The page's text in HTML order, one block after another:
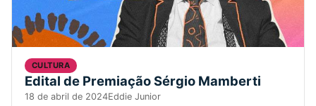
CULTURA
Edital de Premiação Sérgio Mamberti
18 de abril de 2024Eddie Junior